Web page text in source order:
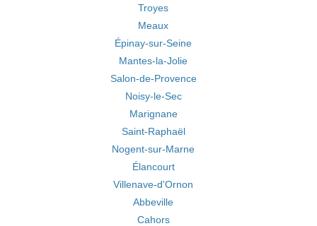
Troyes
Meaux
Épinay-sur-Seine
Mantes-la-Jolie
Salon-de-Provence
Noisy-le-Sec
Marignane
Saint-Raphaël
Nogent-sur-Marne
Élancourt
Villenave-d'Ornon
Abbeville
Cahors